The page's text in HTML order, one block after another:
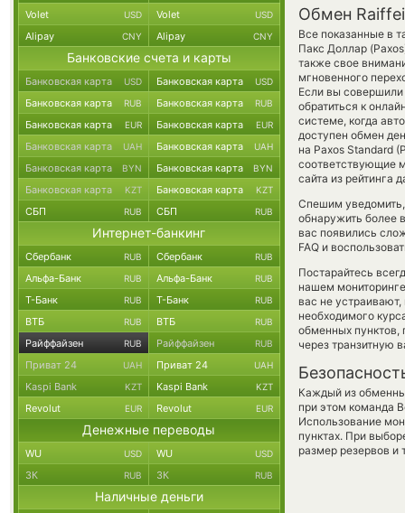
Обмен
Все показанные в
Пакс Доллар
также свое
мгновенного
Если вы
обратиться к
системе, когда
доступен обмен
на Paxos Standard
соответствующие
сайта из рейтинга
Спешим
обнаружить более
вас появились
FAQ и
Постарайтесь
нашем
вас не
необходимого
обменных
через транзитную
Каждый из
при этом команда
Использование
пунктах. При
размер резервов и
Volet USD Volet USD
Alipay CNY Alipay CNY
Банковские счета и карты
Банковская карта USD Банковская карта USD
Банковская карта RUB Банковская карта RUB
Банковская карта EUR Банковская карта EUR
Банковская карта UAH Банковская карта UAH
Банковская карта BYN Банковская карта BYN
Банковская карта KZT Банковская карта KZT
СБП RUB СБП RUB
Интернет-банкинг
Сбербанк RUB Сбербанк RUB
Альфа-Банк RUB Альфа-Банк RUB
Т-Банк RUB Т-Банк RUB
ВТБ RUB ВТБ RUB
Райффайзен RUB Райффайзен RUB
Приват 24 UAH Приват 24 UAH
Kaspi Bank KZT Kaspi Bank KZT
Revolut EUR Revolut EUR
Денежные переводы
WU USD WU USD
ЗК RUB ЗК RUB
Наличные деньги